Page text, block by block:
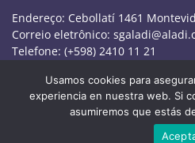
Endereço: Cebollatí 1461
Correio eletrônico:
Telefone: (+598) 2410 11 21
Aviso jurídico| Perguntas
Outros sitios da ALADI|
Usamos cookies para
experiencia en nuestra web. Si
asumiremos que estás